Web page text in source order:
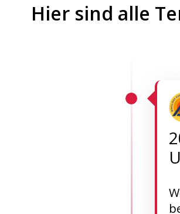
Hier sind alle